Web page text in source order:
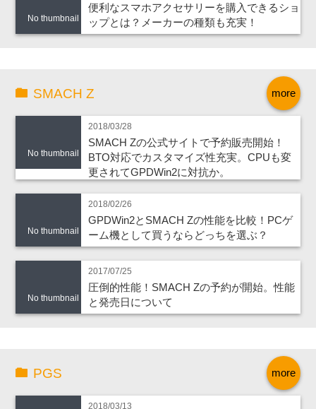
No thumbnail
便利なスマホアクセサリーを購入できるショ
ップとは？メーカーの種類も充実！
more
SMACH Z
No thumbnail
2018/03/28
SMACH Zの公式サイトで予約販売開始！
BTO対応でカスタマイズ性充実。CPUも変
更されてGPDWin2に対抗か。
No thumbnail
2018/02/26
GPDWin2とSMACH Zの性能を比較！PCゲ
ーム機として買うならどっちを選ぶ？
No thumbnail
2017/07/25
圧倒的性能！SMACH Zの予約が開始。性能
と発売日について
more
PGS
2018/03/13